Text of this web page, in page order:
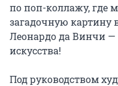
по поп-коллажу, где
загадочную картину
Леонардо да Винчи —
искусства!
Под руководством